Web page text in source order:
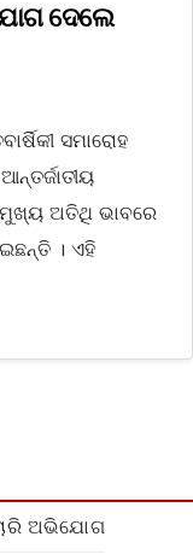
ଦେଲେ
ସମାରୋହ
ଅତିଥି ଭାବରେ
। ଏହି
ଅଭିଯୋଗ